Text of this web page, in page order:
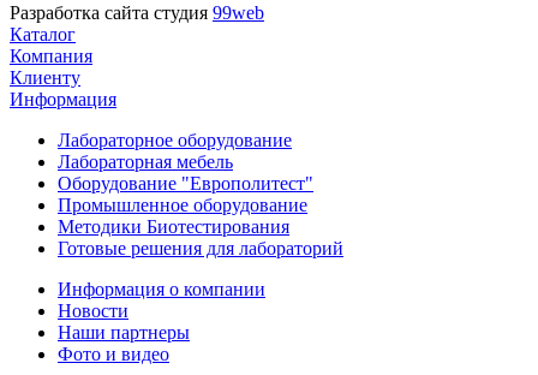
Разработка сайта студия 99web
Каталог
Компания
Клиенту
Информация
Лабораторное оборудование
Лабораторная мебель
Оборудование "Европолитест"
Промышленное оборудование
Методики Биотестирования
Готовые решения для лабораторий
Информация о компании
Новости
Наши партнеры
Фото и видео